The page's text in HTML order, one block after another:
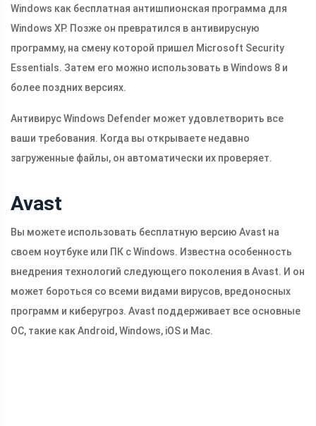
Windows как бесплатная антишпионская программа для
Windows XP. Позже он превратился в антивирусную
программу, на смену которой пришел Microsoft Security
Essentials. Затем его можно использовать в Windows 8 и
более поздних версиях.
Антивирус Windows Defender может удовлетворить все
ваши требования. Когда вы открываете недавно
загруженные файлы, он автоматически их проверяет.
Avast
Вы можете использовать бесплатную версию Avast на
своем ноутбуке или ПК с Windows. Известна особенность
внедрения технологий следующего поколения в Avast. И он
может бороться со всеми видами вирусов, вредоносных
программ и киберугроз. Avast поддерживает все основные
ОС, такие как Android, Windows, iOS и Mac.